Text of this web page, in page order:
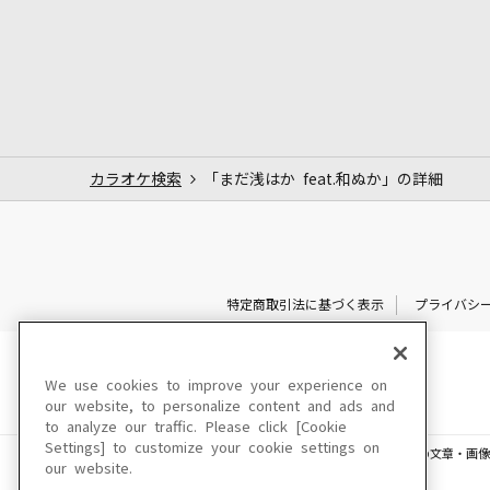
カラオケ検索 「まだ浅はか feat.和ぬか」の詳細
特定商取引法に基づく表示 プライバシ
このサイトに掲載されている一切の文章・画
We use cookies to improve your experience on
our website, to personalize content and ads and
to analyze our traffic. Please click [Cookie
Settings] to customize your cookie settings on
our website.